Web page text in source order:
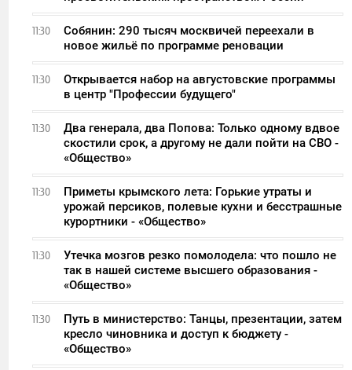
11:30
Собянин: 290 тысяч москвичей переехали в
новое жильё по программе реновации
11:30
Открывается набор на августовские программы
в центр "Профессии будущего"
11:30
Два генерала, два Попова: Только одному вдвое
скостили срок, а другому не дали пойти на СВО -
«Общество»
11:30
Приметы крымского лета: Горькие утраты и
урожай персиков, полевые кухни и бесстрашные
курортники - «Общество»
11:30
Утечка мозгов резко помолодела: что пошло не
так в нашей системе высшего образования -
«Общество»
11:30
Путь в министерство: Танцы, презентации, затем
кресло чиновника и доступ к бюджету -
«Общество»